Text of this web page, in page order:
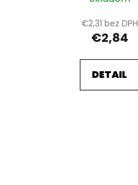
€2,31 bez DPH
€2,84
DETAIL